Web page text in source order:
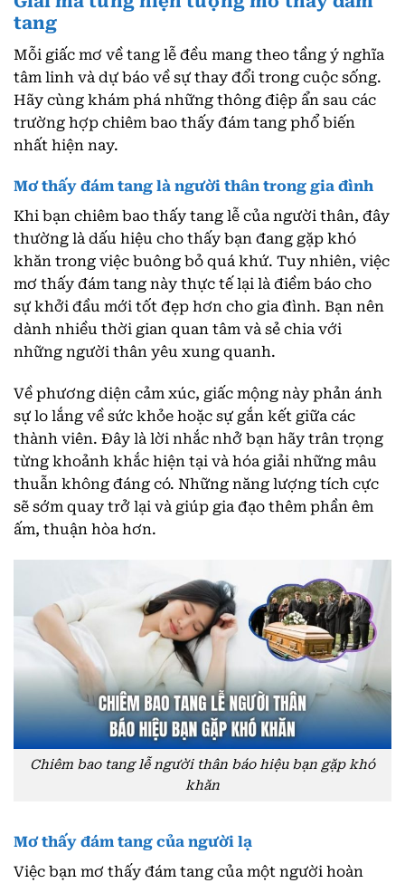
tang
Mỗi giấc mơ về tang lễ đều mang theo tầng ý nghĩa
tâm linh và dự báo về sự thay đổi trong cuộc sống.
Hãy cùng khám phá những thông điệp ẩn sau các
trường hợp chiêm bao thấy đám tang phổ biến
nhất hiện nay.
Mơ thấy đám tang là người thân trong gia đình
Khi bạn chiêm bao thấy tang lễ của người thân, đây
thường là dấu hiệu cho thấy bạn đang gặp khó
khăn trong việc buông bỏ quá khứ. Tuy nhiên, việc
mơ thấy đám tang này thực tế lại là điềm báo cho
sự khởi đầu mới tốt đẹp hơn cho gia đình. Bạn nên
dành nhiều thời gian quan tâm và sẻ chia với
những người thân yêu xung quanh.
Về phương diện cảm xúc, giấc mộng này phản ánh
sự lo lắng về sức khỏe hoặc sự gắn kết giữa các
thành viên. Đây là lời nhắc nhở bạn hãy trân trọng
từng khoảnh khắc hiện tại và hóa giải những mâu
thuẫn không đáng có. Những năng lượng tích cực
sẽ sớm quay trở lại và giúp gia đạo thêm phần êm
ấm, thuận hòa hơn.
Chiêm bao tang lễ người thân báo hiệu bạn gặp khó
khăn
Mơ thấy đám tang của người lạ
Việc bạn mơ thấy đám tang của một người hoàn